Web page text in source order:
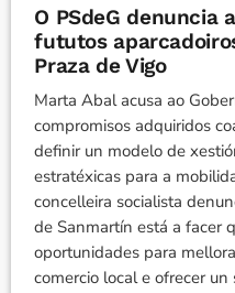
O PSdeG denuncia
fututos
Praza de Vigo
Marta Abal acusa ao
compromisos adquiridos
definir un modelo de
estratéxicas para a
concelleira socialista
de Sanmartín está a facer
oportunidades para
comercio local e ofrecer